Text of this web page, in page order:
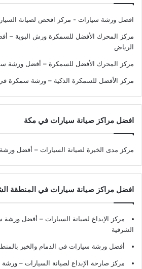
افضل ورشة سيارات - مركز افحص لصيانة
مركز المحرك الأفضل للسمكرة ورش البوية –
الرياض
مركز المحرك الأفضل للسمكرة – أفضل ورشة
مركز الأفضل للسمكرة الذكية – ورشة سمكرة
افضل مراكز صيانة سيارات في مكة
مركز مدى الخبرة لصيانة السيارات – أفضل
افضل مراكز صيانة سيارات في المنطقة
مركز الإبداع لصيانة السيارات – أفضل
الشرقية
أفضل ورشة سيارات في الدمام والخبر
مركز صارحة الإبداع لصيانة السيارات –